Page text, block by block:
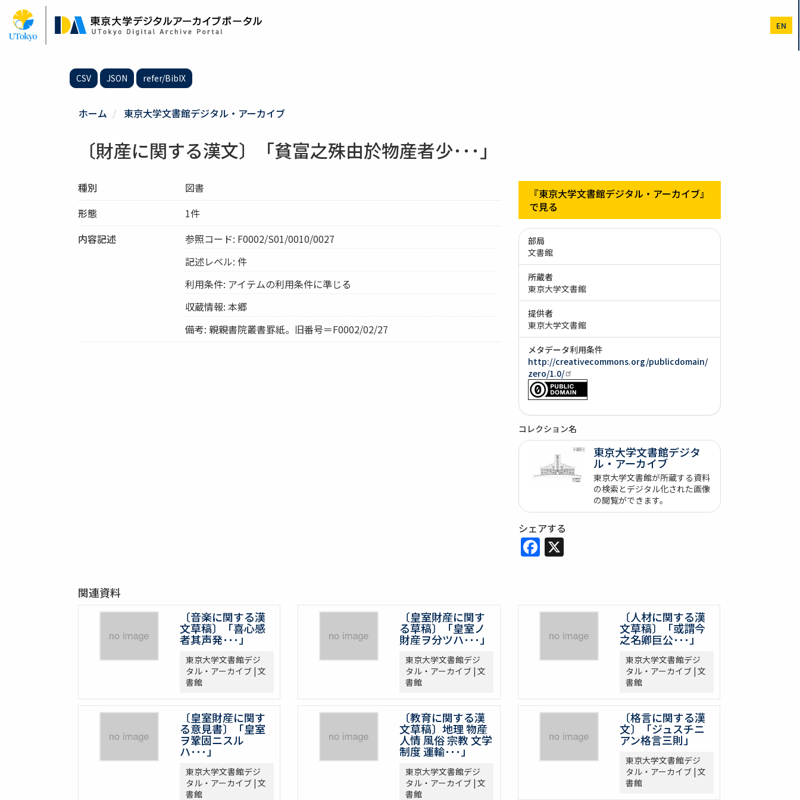
ン
EN
CSV JSON refer/BibIX
ホーム 東京大学文書館デジタル・アーカイブ
〔財産に関する漢文〕「貧富之殊由於物産者少･･･」
種別
図書
形態
1件
内容記述
参照コード: F0002/S01/0010/0027
記述レベル: 件
利用条件: アイテムの利用条件に準じる
収蔵情報: 本郷
備考: 親親書院叢書罫紙。旧番号＝F0002/02/27
『東京大学文書館デジタル・アーカイブ』
で見る
部局
文書館
所蔵者
東京大学文書館
提供者
東京大学文書館
メタデータ利用条件
http://creativecommons.org/publicdomain/
zero/1.0/
コレクション名
東京大学文書館デジタ
ル・アーカイブ
東京大学文書館が所蔵する資料
の検索とデジタル化された画像
の閲覧ができます。
シェアする
Facebook
X
関連資料
〔音楽に関する漢
文草稿〕「喜心感
者其声発･･･」
東京大学文書館デジ
タル・アーカイブ | 文
書館
〔皇室財産に関す
る草稿〕「皇室ノ
財産ヲ分ツハ･･･」
東京大学文書館デジ
タル・アーカイブ | 文
書館
〔人材に関する漢
文草稿〕「或謂今
之名卿巨公･･･」
東京大学文書館デジ
タル・アーカイブ | 文
書館
〔皇室財産に関す
る意見書〕「皇室
ヲ鞏固ニスル
ハ･･･」
東京大学文書館デジ
タル・アーカイブ | 文
書館
〔教育に関する漢
文草稿〕地理 物産
人情 風俗 宗教 文学
制度 運輸･･･」
東京大学文書館デジ
タル・アーカイブ | 文
書館
〔格言に関する漢
文〕「ジュスチニ
アン格言三則」
東京大学文書館デジ
タル・アーカイブ | 文
書館